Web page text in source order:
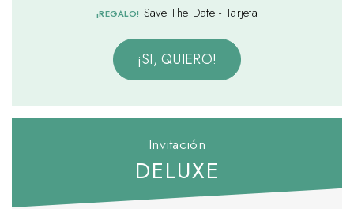
¡REGALO! Save The Date - Tarjeta
¡SI, QUIERO!
Invitación
DELUXE